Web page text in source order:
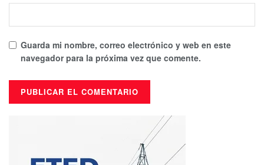
Guarda mi nombre, correo electrónico y web en este
navegador para la próxima vez que comente.